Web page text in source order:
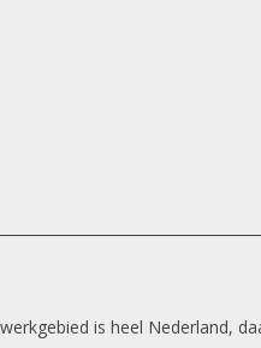
is heel Nederland,